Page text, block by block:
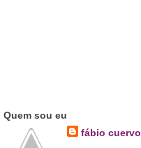
Quem sou eu
fábio cuervo